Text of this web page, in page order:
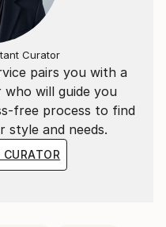
ci circonda, ci
"surrogato";
che non ci sarà più.
pairs you with a
will guide you
free process to find
and needs.
Curator